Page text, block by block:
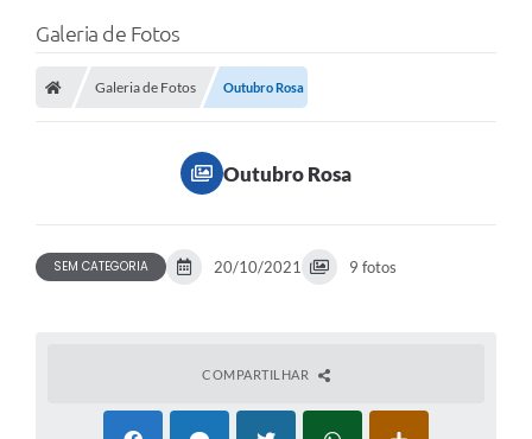
Galeria de Fotos
Galeria de Fotos Outubro Rosa
Outubro Rosa
SEM CATEGORIA 20/10/2021 9 fotos
COMPARTILHAR